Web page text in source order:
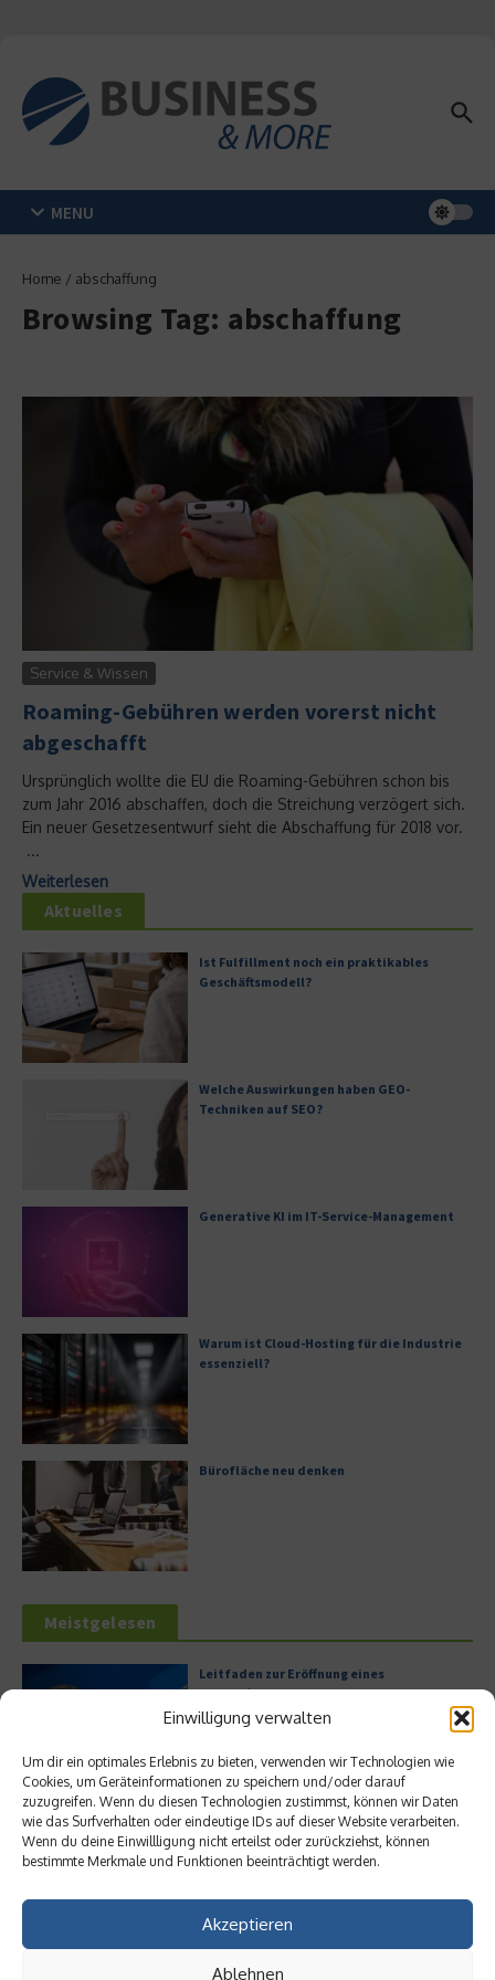
Einwilligung verwalten
Um dir ein optimales Erlebnis zu bieten, verwenden wir Technologien wie
Cookies, um Geräteinformationen zu speichern und/oder darauf
zuzugreifen. Wenn du diesen Technologien zustimmst, können wir Daten
wie das Surfverhalten oder eindeutige IDs auf dieser Website verarbeiten.
Wenn du deine Einwillligung nicht erteilst oder zurückziehst, können
bestimmte Merkmale und Funktionen beeinträchtigt werden.
Akzeptieren
Ablehnen
MENU
Home / abschaffung
Browsing Tag: abschaffung
Service & Wissen
Roaming-Gebühren werden vorerst nicht
abgeschafft
Ursprünglich wollte die EU die Roaming-Gebühren schon bis
zum Jahr 2016 abschaffen, doch die Streichung verzögert sich.
Ein neuer Gesetzesentwurf sieht die Abschaffung für 2018 vor.
...
Weiterlesen
Aktuelles
Ist Fulfillment noch ein praktikables
Geschäftsmodell?
Welche Auswirkungen haben GEO-
Techniken auf SEO?
Generative KI im IT-Service-Management
Warum ist Cloud-Hosting für die Industrie
essenziell?
Bürofläche neu denken
Meistgelesen
Leitfaden zur Eröffnung eines
Geschäftskontos für kleine Unternehmen
Hilton Worldwide: Eine Ikone der globalen
Hotellerie im Wandel der Zeit
Digitalisierung als Wettbewerbsvorteil